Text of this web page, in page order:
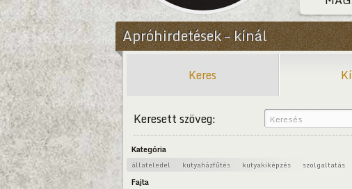
Apróhirdetések – kínál
Keres
Keresett szöveg:
Kategória
állateledel kutyaházfűtés kutyakiképzés szolgaltatás
Fajta